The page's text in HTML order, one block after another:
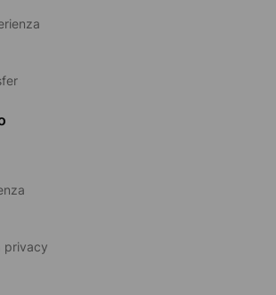
privacy